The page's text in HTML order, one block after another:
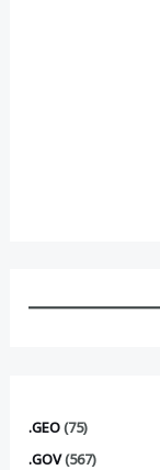
.GEO(75)
.GOV(567)